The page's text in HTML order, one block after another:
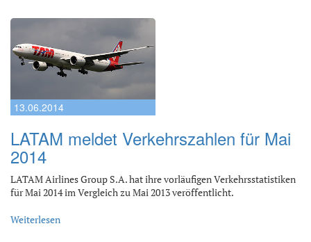
13.06.2014
LATAM meldet Verkehrszahlen für Mai
2014
LATAM Airlines Group S.A. hat ihre vorläufigen Verkehrsstatistiken
für Mai 2014 im Vergleich zu Mai 2013 veröffentlicht.
Weiterlesen